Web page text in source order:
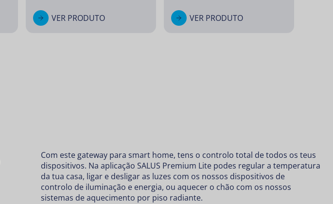
VER PRODUTO VER PRODUTO
Com este gateway para smart home, tens o controlo total de todos os teus
dispositivos. Na aplicação SALUS Premium Lite podes regular a temperatura
da tua casa, ligar e desligar as luzes com os nossos dispositivos de
controlo de iluminação e energia, ou aquecer o chão com os nossos
sistemas de aquecimento por piso radiante.